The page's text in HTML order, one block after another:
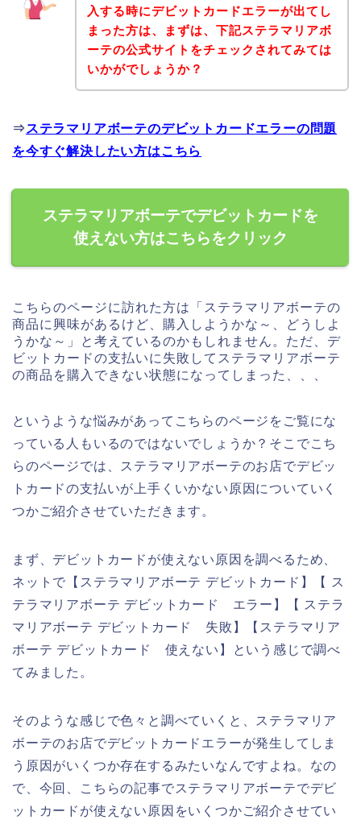
入する時にデビットカードエラーが出てし
まった方は、まずは、下記ステラマリアボ
ーテの公式サイトをチェックされてみては
いかがでしょうか？
⇒ ステラマリアボーテのデビットカードエラーの問題
を今すぐ解決したい方はこちら
ステラマリアボーテでデビットカードを
使えない方はこちらをクリック
こちらのページに訪れた方は「ステラマリアボーテの
商品に興味があるけど、購入しようかな～、どうしよ
うかな～」と考えているのかもしれません。ただ、デ
ビットカードの支払いに失敗してステラマリアボーテ
の商品を購入できない状態になってしまった、、、
というような悩みがあってこちらのページをご覧にな
っている人もいるのではないでしょうか？そこでこち
らのページでは、ステラマリアボーテのお店でデビッ
トカードの支払いが上手くいかない原因についていく
つかご紹介させていただきます。
まず、デビットカードが使えない原因を調べるため、
ネットで【ステラマリアボーテ デビットカード】【 ス
テラマリアボーテ デビットカード エラー】【 ステラ
マリアボーテ デビットカード 失敗】【ステラマリア
ボーテ デビットカード 使えない】という感じで調べ
てみました。
そのような感じで色々と調べていくと、ステラマリア
ボーテのお店でデビットカードエラーが発生してしま
う原因がいくつか存在するみたいなんですよね。なの
で、今回、こちらの記事でステラマリアボーテでデビ
ットカードが使えない原因をいくつかご紹介させてい